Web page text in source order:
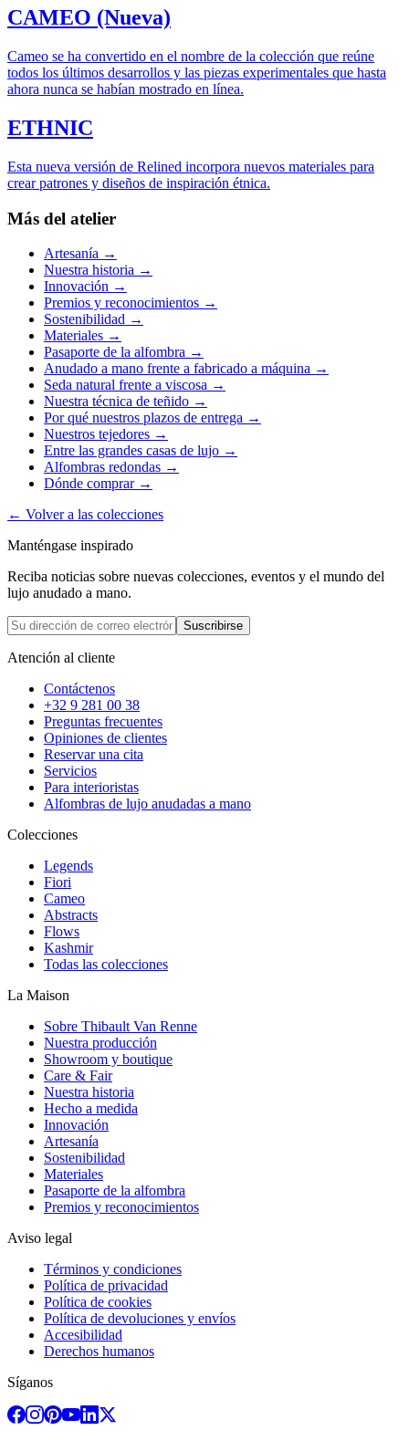
CAMEO (Nueva)
Cameo se ha convertido en el nombre de la colección que reúne
todos los últimos desarrollos y las piezas experimentales que hasta
ahora nunca se habían mostrado en línea.
ETHNIC
Esta nueva versión de Relined incorpora nuevos materiales para
crear patrones y diseños de inspiración étnica.
Más del atelier
Artesanía →
Nuestra historia →
Innovación →
Premios y reconocimientos →
Sostenibilidad →
Materiales →
Pasaporte de la alfombra →
Anudado a mano frente a fabricado a máquina →
Seda natural frente a viscosa →
Nuestra técnica de teñido →
Por qué nuestros plazos de entrega →
Nuestros tejedores →
Entre las grandes casas de lujo →
Alfombras redondas →
Dónde comprar→
← Volver a las colecciones
Manténgase inspirado
Reciba noticias sobre nuevas colecciones, eventos y el mundo del
lujo anudado a mano.
Suscribirse
Atención al cliente
Contáctenos
+32 9 281 00 38
Preguntas frecuentes
Opiniones de clientes
Reservar una cita
Servicios
Para interioristas
Alfombras de lujo anudadas a mano
Colecciones
Legends
Fiori
Cameo
Abstracts
Flows
Kashmir
Todas las colecciones
La Maison
Sobre Thibault Van Renne
Nuestra producción
Showroom y boutique
Care & Fair
Nuestra historia
Hecho a medida
Innovación
Artesanía
Sostenibilidad
Materiales
Pasaporte de la alfombra
Premios y reconocimientos
Aviso legal
Términos y condiciones
Política de privacidad
Política de cookies
Política de devoluciones y envíos
Accesibilidad
Derechos humanos
Síganos